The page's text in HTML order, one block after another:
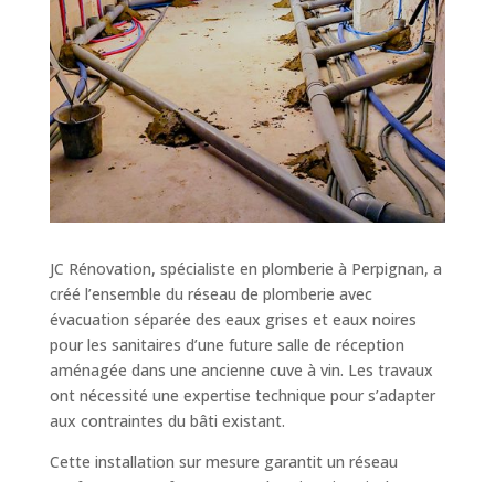
JC Rénovation, spécialiste en plomberie à Perpignan, a
créé l’ensemble du réseau de plomberie avec
évacuation séparée des eaux grises et eaux noires
pour les sanitaires d’une future salle de réception
aménagée dans une ancienne cuve à vin. Les travaux
ont nécessité une expertise technique pour s’adapter
aux contraintes du bâti existant.
Cette installation sur mesure garantit un réseau